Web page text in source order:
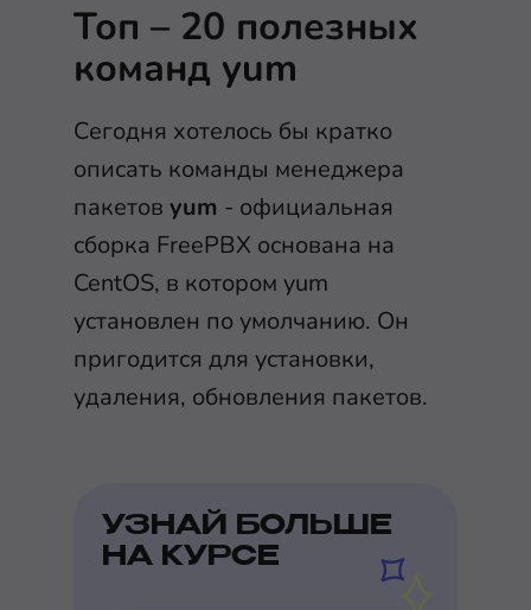
Топ – 20 полезных
команд yum
Сегодня хотелось бы кратко
описать команды менеджера
пакетов yum - официальная
сборка FreePBX основана на
CentOS, в котором yum
установлен по умолчанию. Он
пригодится для установки,
удаления, обновления пакетов.
УЗНАЙ БОЛЬШЕ
НА КУРСЕ